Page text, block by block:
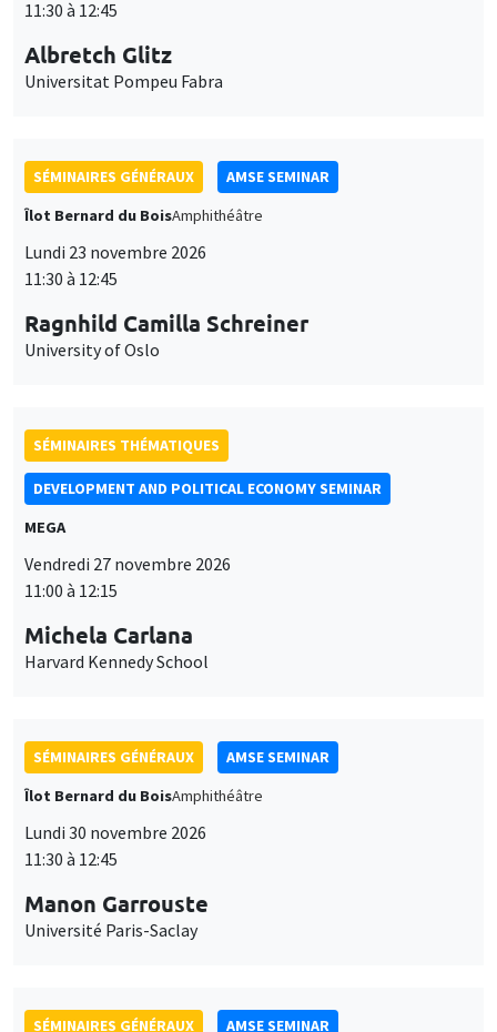
Albretch Glitz
Universitat Pompeu Fabra
Îlot Bernard du BoisAmphithéâtre
Lundi 23 novembre 2026
11:30 à 12:45
Ragnhild Camilla Schreiner
University of Oslo
DEVELOPMENT AND POLITICAL ECONOMY SEMINAR
MEGA
Vendredi 27 novembre 2026
11:00 à 12:15
Michela Carlana
Harvard Kennedy School
Îlot Bernard du BoisAmphithéâtre
Lundi 30 novembre 2026
11:30 à 12:45
Manon Garrouste
Université Paris-Saclay